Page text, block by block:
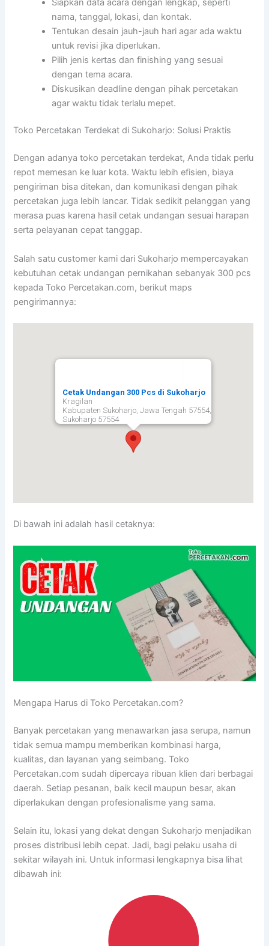
nama, tanggal, lokasi, dan kontak.
Tentukan desain jauh-jauh hari agar ada waktu
untuk revisi jika diperlukan.
Pilih jenis kertas dan finishing yang sesuai
dengan tema acara.
Diskusikan deadline dengan pihak percetakan
agar waktu tidak terlalu mepet.
Toko Percetakan Terdekat di Sukoharjo: Solusi Praktis
Dengan adanya toko percetakan terdekat, Anda tidak perlu
repot memesan ke luar kota. Waktu lebih efisien, biaya
pengiriman bisa ditekan, dan komunikasi dengan pihak
percetakan juga lebih lancar. Tidak sedikit pelanggan yang
merasa puas karena hasil cetak undangan sesuai harapan
serta pelayanan cepat tanggap.
Salah satu customer kami dari Sukoharjo mempercayakan
kebutuhan cetak undangan pernikahan sebanyak 300 pcs
kepada Toko Percetakan.com, berikut maps
pengirimannya:
Cetak Undangan 300 Pcs di Sukoharjo
Kragilan
Kabupaten Sukoharjo, Jawa Tengah 57554,
Sukoharjo 57554
Di bawah ini adalah hasil cetaknya:
Mengapa Harus di Toko Percetakan.com?
Banyak percetakan yang menawarkan jasa serupa, namun
tidak semua mampu memberikan kombinasi harga,
kualitas, dan layanan yang seimbang. Toko
Percetakan.com sudah dipercaya ribuan klien dari berbagai
daerah. Setiap pesanan, baik kecil maupun besar, akan
diperlakukan dengan profesionalisme yang sama.
Selain itu, lokasi yang dekat dengan Sukoharjo menjadikan
proses distribusi lebih cepat. Jadi, bagi pelaku usaha di
sekitar wilayah ini. Untuk informasi lengkapnya bisa lihat
dibawah ini: